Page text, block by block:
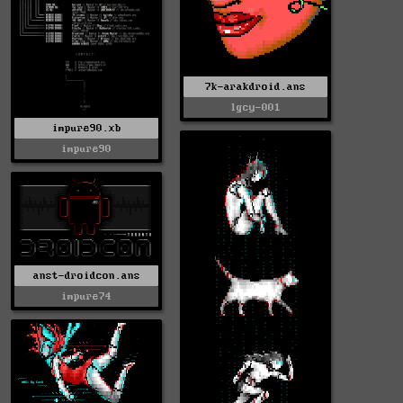
impure90.xb
impure90
7k-arakdroid.ans
lgcy-001
anst-droidcon.ans
impure74